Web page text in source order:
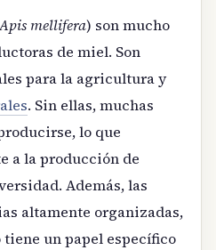
Apis mellifera) son mucho
de miel. Son
para la agricultura y
. Sin ellas, muchas
lo que
a la producción de
Además, las
altamente organizadas,
un papel específico